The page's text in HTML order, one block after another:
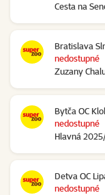
Cesta na
Bratislava
Zuzany
nedostupné
Bytča OC
Hlavná
nedostupné
Detva OC
nedostupné